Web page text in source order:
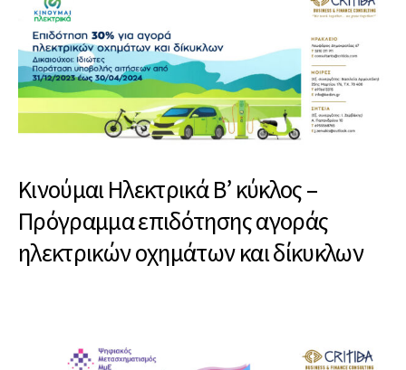
Κινούμαι Ηλεκτρικά Β’ κύκλος –
Πρόγραμμα επιδότησης αγοράς
ηλεκτρικών οχημάτων και δίκυκλων